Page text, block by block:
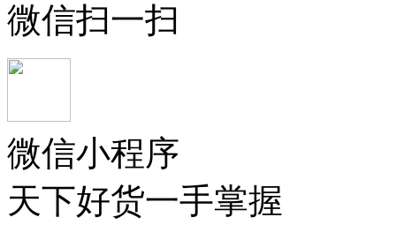
微信扫一扫
微信小程序
天下好货一手掌握